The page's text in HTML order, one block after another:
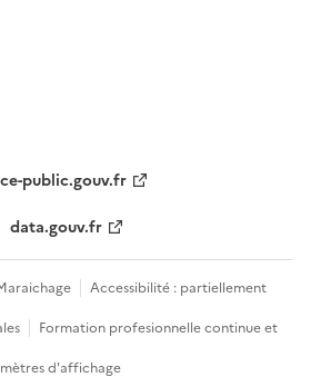
public.gouv.fr
data.gouv.fr
Accessibilité : partiellement
Formation profesionnelle continue et
d'affichage